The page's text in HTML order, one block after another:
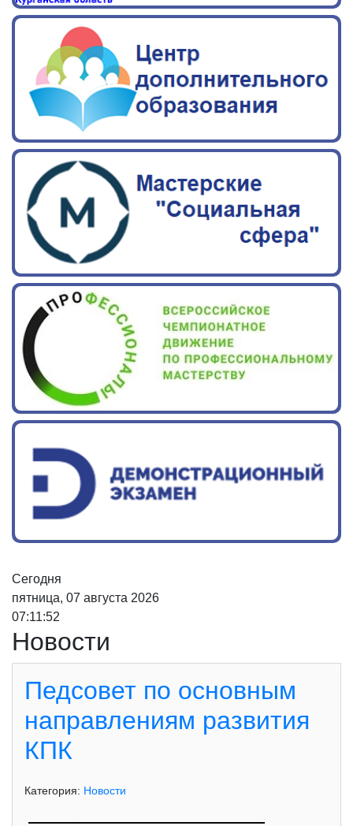
Сегодня
пятница, 07 августа 2026
07:11:53
Новости
Педсовет по основным
направлениям развития
КПК
Категория: Новости